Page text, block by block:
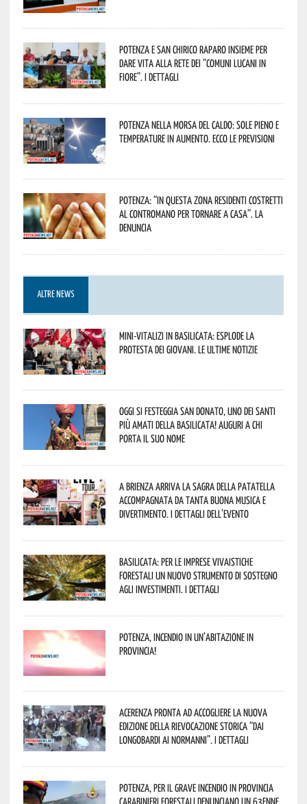
Potenza e San Chirico Raparo insieme per
dare vita alla rete dei “Comuni Lucani in
Fiore”. I dettagli
Potenza nella morsa del caldo: sole pieno e
temperature in aumento. Ecco le previsioni
Potenza: “In questa zona residenti costretti
al contromano per tornare a casa”. La
denuncia
ALTRE NEWS
Mini-vitalizi in Basilicata: esplode la
protesta dei giovani. Le ultime notizie
Oggi si festeggia San Donato, uno dei Santi
più amati della Basilicata! Auguri a chi
porta il suo nome
A Brienza arriva la Sagra della Patatella
accompagnata da tanta buona musica e
divertimento. I dettagli dell’evento
Basilicata: per le imprese vivaistiche
forestali un nuovo strumento di sostegno
agli investimenti. I dettagli
Potenza, incendio in un’abitazione in
provincia!
Acerenza pronta ad accogliere la nuova
edizione della rievocazione storica “Dai
Longobardi ai Normanni”. I dettagli
Potenza, per il grave incendio in Provincia
Carabinieri forestali denunciano un 63enne.